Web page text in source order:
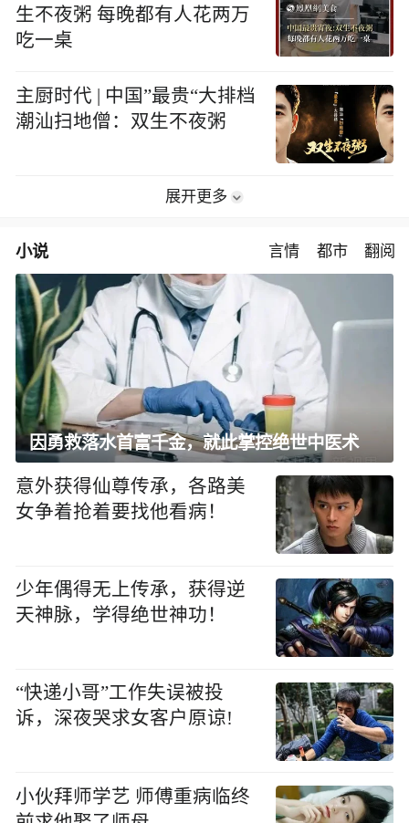
生不夜粥 每晚都有人花两万
吃一桌
主厨时代 | 中国”最贵“大排档
潮汕扫地僧：双生不夜粥
展开更多
小说 言情 都市 翻阅
因勇救落水首富千金，就此掌控绝世中医术
意外获得仙尊传承，各路美
女争着抢着要找他看病！
少年偶得无上传承，获得逆
天神脉，学得绝世神功！
“快递小哥”工作失误被投
诉，深夜哭求女客户原谅!
小伙拜师学艺 师傅重病临终